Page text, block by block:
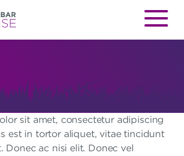
Menu
sit amet, consectetur adipiscing
est in tortor aliquet, vitae tincidunt
Donec ac nisi elit. Donec vel